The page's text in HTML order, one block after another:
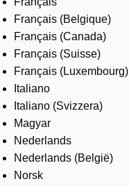
Français (Belgique)
Français (Canada)
Français (Suisse)
Français (Luxembourg)
Italiano
Italiano (Svizzera)
Magyar
Nederlands
Nederlands (België)
Norsk